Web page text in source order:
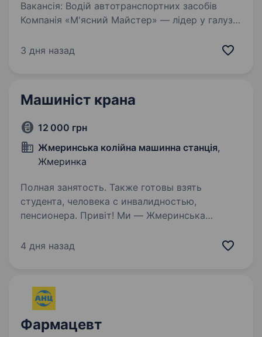
Вакансія: Водій автотранспортних засобів
Компанія «М'ясний Майстер» — лідер у галузі
автотранспортних засобів приєднатися
3 дня назад
Машиніст крана
12 000 грн
Жмеринська колійна машинна станція,
Жмеринка
Полная занятость. Также готовы взять
студента, человека с инвалидностью,
пенсионера. Привіт! Ми — Жмеринська
професіоналів, яка щодня працює над
до важливої справи, яка забезпечує…
4 дня назад
Фармацевт